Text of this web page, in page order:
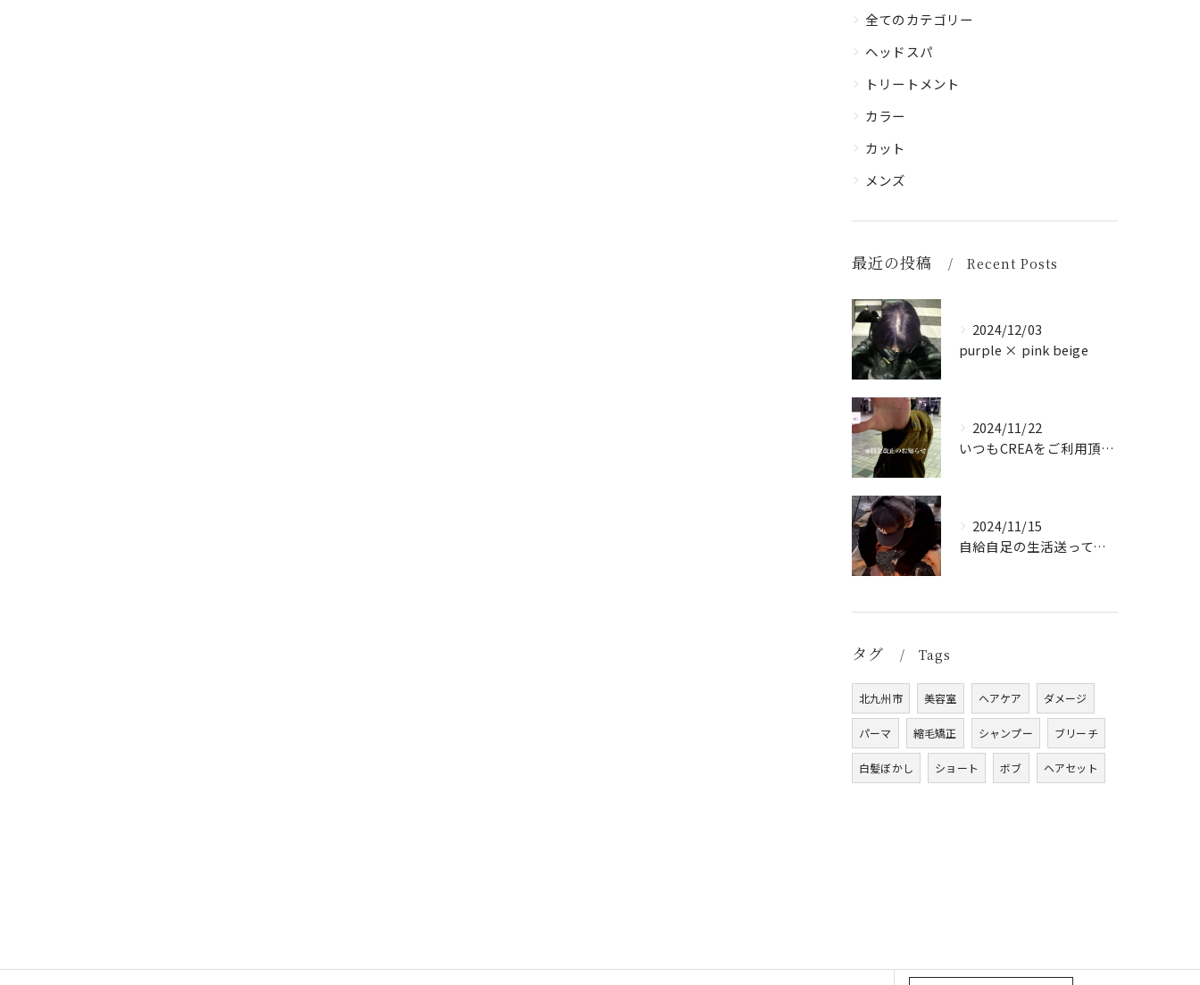
全てのカテゴリー
ヘッドスパ
トリートメント
カラー
カット
メンズ
最近の投稿 Recent Posts
2024/12/03
purple × pink beige
2024/11/22
いつもCREAをご利用頂き誠に有難う御座います！
2024/11/15
自給自足の生活送ってます
タグ Tags
北九州市 美容室 ヘアケア ダメージ
パーマ 縮毛矯正 シャンプー ブリーチ
白髪ぼかし ショート ボブ ヘアセット